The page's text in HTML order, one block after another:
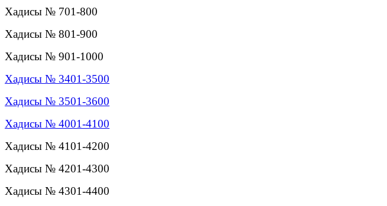
Хадисы № 701-800
Хадисы № 801-900
Хадисы № 901-1000
Хадисы № 3401-3500
Хадисы № 3501-3600
Хадисы № 4001-4100
Хадисы № 4101-4200
Хадисы № 4201-4300
Хадисы № 4301-4400